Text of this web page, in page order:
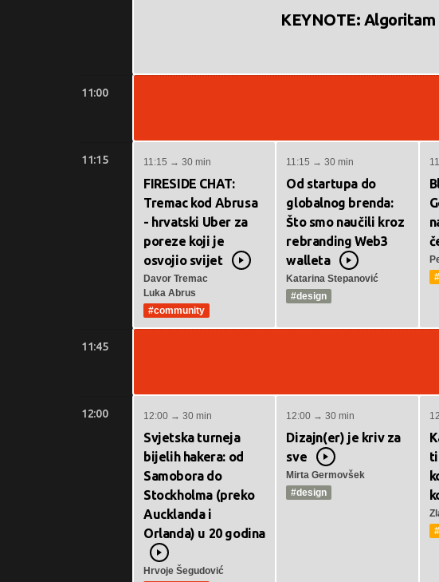
KEYNOTE:
11:00
11:15 11:15 → 30 min
FIRESIDE CHAT:
Tremac kod Abrusa
- hrvatski Uber za
poreze koji je
osvojio svijet
Video
Davor Tremac
Luka Abrus
#community
11:15 → 30 min
Od startupa do
globalnog brenda:
Što smo naučili kroz
rebranding Web3
walleta
Video
Katarina Stepanović
#design
11:45
12:00 12:00 → 30 min
Svjetska turneja
bijelih hakera: od
Samobora do
Stockholma (preko
Aucklanda i
Orlanda) u 20 godina
Video
Hrvoje Šegudović
12:00 → 30 min
Dizajn(er) je kriv za
sve
Video
Mirta Germovšek
#design